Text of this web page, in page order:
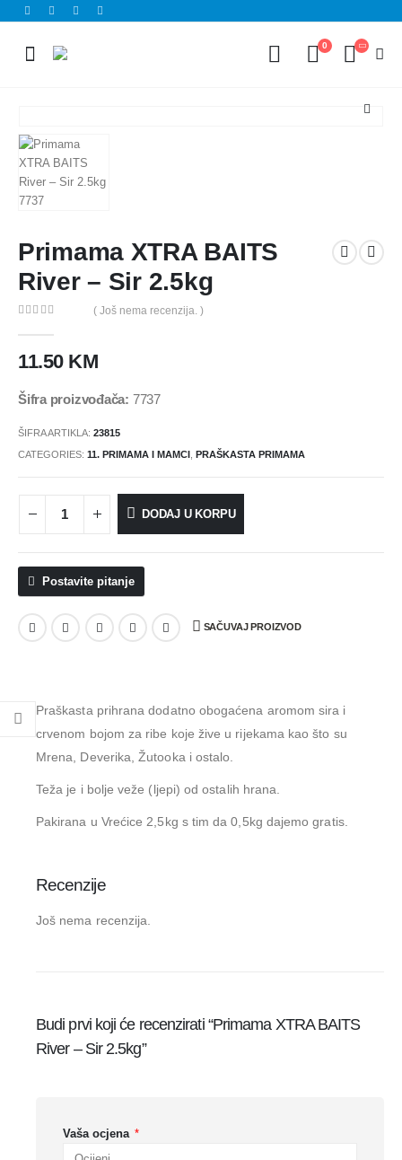
0
Primama XTRA BAITS
River – Sir 2.5kg
( Još nema recenzija. )
11.50 KM
Šifra proizvođača: 7737
ŠIFRA ARTIKLA: 23815
CATEGORIES: 11. PRIMAMA I MAMCI PRAŠKASTA PRIMAMA
DODAJ U KORPU
Postavite pitanje
SAČUVAJ PROIZVOD
Praškasta prihrana dodatno obogaćena aromom sira i
crvenom bojom za ribe koje žive u rijekama kao što su
Mrena, Deverika, Žutooka i ostalo.
Teža je i bolje veže (ljepi) od ostalih hrana.
Pakirana u Vrećice 2,5kg s tim da 0,5kg dajemo gratis.
Recenzije
Još nema recenzija.
Budi prvi koji će recenzirati “Primama XTRA BAITS
River – Sir 2.5kg”
Vaša ocjena *